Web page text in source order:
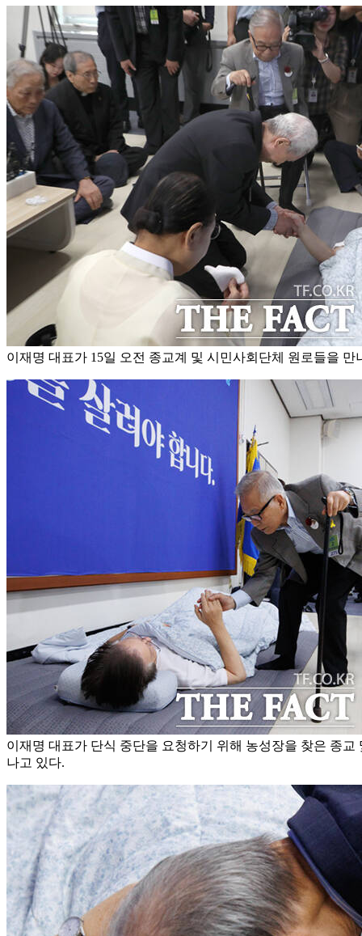
이재명 대표가 15일 오전 종교계 및 시민사회단체 원로들을 만
이재명 대표가 단식 중단을 요청하기 위해 농성장을 찾은 종교
나고 있다.